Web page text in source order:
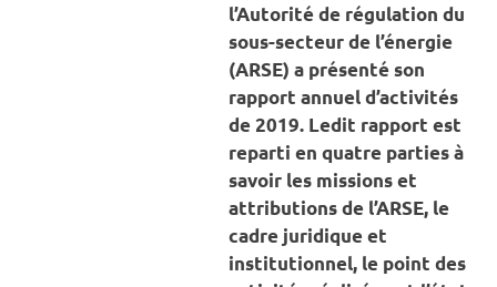
l’Autorité de régulation du
sous-secteur de l’énergie
(ARSE) a présenté son
rapport annuel d’activités
de 2019. Ledit rapport est
reparti en quatre parties à
savoir les missions et
attributions de l’ARSE, le
cadre juridique et
institutionnel, le point des